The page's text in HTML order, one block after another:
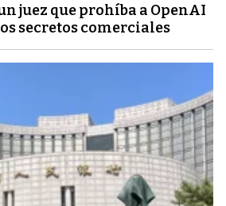
juez que prohíba a OpenAI
secretos comerciales